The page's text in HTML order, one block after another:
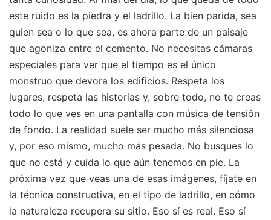
este ruido es la piedra y el ladrillo. La bien parida, sea
quien sea o lo que sea, es ahora parte de un paisaje
que agoniza entre el cemento. No necesitas cámaras
especiales para ver que el tiempo es el único
monstruo que devora los edificios. Respeta los
lugares, respeta las historias y, sobre todo, no te creas
todo lo que ves en una pantalla con música de tensión
de fondo. La realidad suele ser mucho más silenciosa
y, por eso mismo, mucho más pesada. No busques lo
que no está y cuida lo que aún tenemos en pie. La
próxima vez que veas una de esas imágenes, fíjate en
la técnica constructiva, en el tipo de ladrillo, en cómo
la naturaleza recupera su sitio. Eso sí es real. Eso sí